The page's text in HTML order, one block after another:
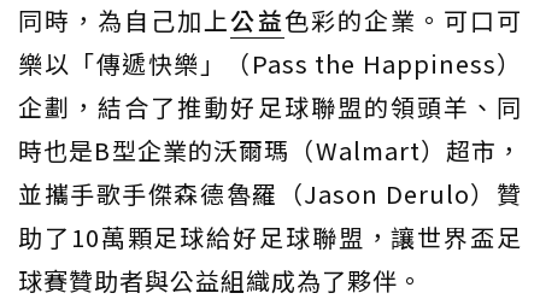
同時，為自己加上公益色彩的企業。可口可
樂以「傳遞快樂」（Pass the Happiness）
企劃，結合了推動好足球聯盟的領頭羊、同
時也是B型企業的沃爾瑪（Walmart）超市，
並攜手歌手傑森德魯羅（Jason Derulo）贊
助了10萬顆足球給好足球聯盟，讓世界盃足
球賽贊助者與公益組織成為了夥伴。